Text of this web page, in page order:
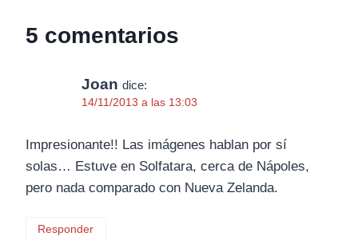
5 comentarios
Joan dice:
14/11/2013 a las 13:03
Impresionante!! Las imágenes hablan por sí
solas… Estuve en Solfatara, cerca de Nápoles,
pero nada comparado con Nueva Zelanda.
Responder